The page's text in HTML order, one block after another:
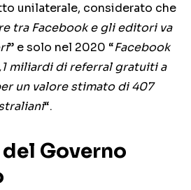
unilaterale, considerato che
tra Facebook e gli editori va
” e solo nel 2020 “Facebook
miliardi di referral gratuiti a
un valore stimato di 407
“.
Governo